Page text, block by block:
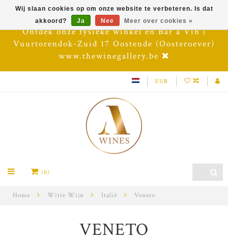
Ontdek onze fysieke winkel en Bar à Vin |
Vuurtorendok-Zuid 17 Oostende (Oosteroever)
www.thewinegallery.be
EUR
(0)
Home Witte Wijn Italië Veneto
VENETO
Wij slaan cookies op om onze website te verbeteren. Is dat
akkoord?
Ja Nee Meer over cookies »